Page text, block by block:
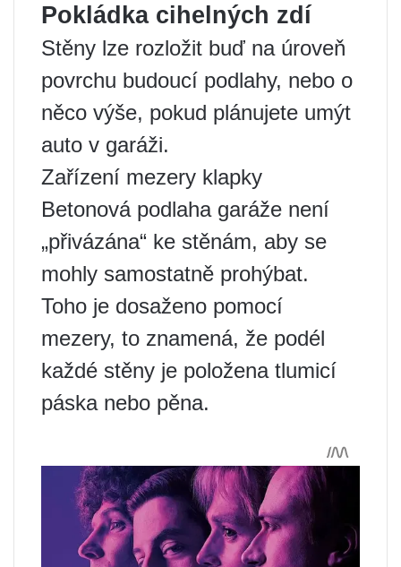
Pokládka cihelných zdí
Stěny lze rozložit buď na úroveň
povrchu budoucí podlahy, nebo o
něco výše, pokud plánujete umýt
auto v garáži.
Zařízení mezery klapky
Betonová podlaha garáže není
„přivázána“ ke stěnám, aby se
mohly samostatně prohýbat.
Toho je dosaženo pomocí
mezery, to znamená, že podél
každé stěny je položena tlumicí
páska nebo pěna.